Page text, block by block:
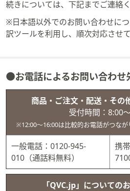
プ
し
て
で
き
ま
続きについては、下記までご連絡く
※日本語以外でのお問い合わせに
訳ツールを利用し、順次対応させて
●お電話によるお問い合わせ
商品・ご注文・配送・その
受付時間：8:00
※12:00～16:00は比較的お電話がつなが
一般電話：0120-945-
010（通話料無料）
携
「QVC.jp」についての